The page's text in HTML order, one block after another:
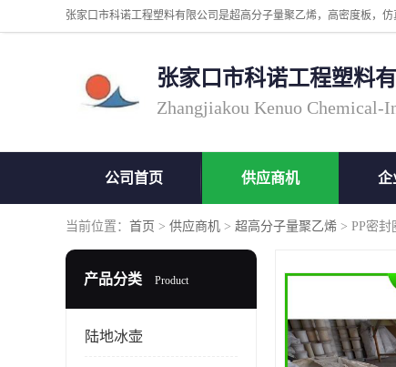
张家口市科诺工程塑料
Zhangjiakou Kenuo Chemical-
公司首页 供应商机 企
当前位置： 首页 > 供应商机 > 超高分子量聚乙烯 > PP密封
产品分类 Product
陆地冰壶